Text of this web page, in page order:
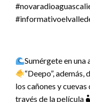
Sumérgete en
“Deepo”, además,
los cañones y
través de la película